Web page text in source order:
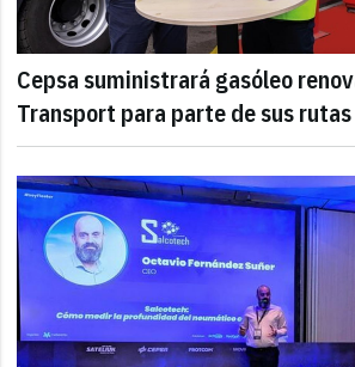
Cepsa suministrará gasóleo
Transport para parte de sus rutas